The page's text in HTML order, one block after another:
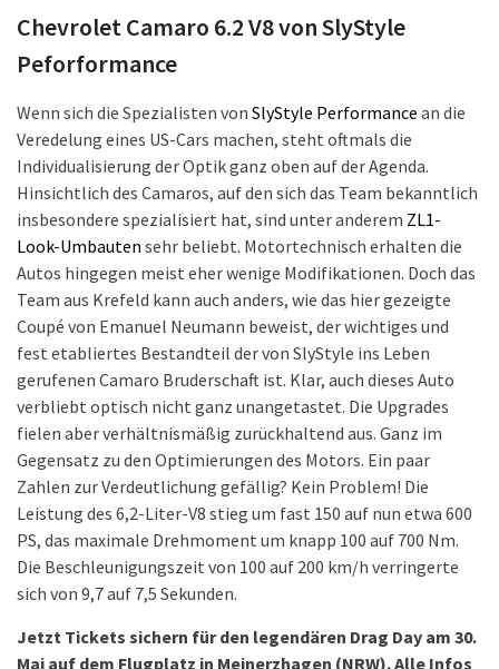
Peforformance
Wenn sich die Spezialisten von
Individualisierung der Optik ganz oben auf der Agenda.
Hinsichtlich des Camaros, auf den sich das Team bekanntlich
insbesondere spezialisiert hat, sind unter anderemZL1-
Look-Umbauten sehr beliebt. Motortechnisch erhalten die
Autos hingegen meist eher wenige Modifikationen. Doch das
Team aus Krefeld kann auch anders, wie das hier gezeigte
Coupé von Emanuel Neumann beweist, der wichtiges und
fest etabliertes Bestandteil der von SlyStyle ins Leben
gerufenen Camaro Bruderschaft ist. Klar, auch dieses Auto
verbliebt optisch nicht ganz unangetastet. Die Upgrades
fielen aber verhältnismäßig zurückhaltend aus. Ganz im
Gegensatz zu den Optimierungen des Motors. Ein paar
Zahlen zur Verdeutlichung gefällig? Kein Problem! Die
Leistung des 6,2-Liter-V8 stieg um fast 150 auf nun etwa 600
PS, das maximale Drehmoment um knapp 100 auf 700 Nm.
Die Beschleunigungszeit von 100 auf 200 km/h verringerte
sich von 9,7 auf 7,5 Sekunden.
Jetzt Tickets sichern für den legendären Drag Day am 30.
und den Ticket-Link findet Ihr unter:www.dragday.de